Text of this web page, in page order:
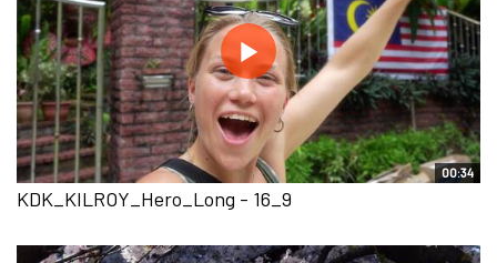
00:34
KDK_KILROY_Hero_Long - 16_9